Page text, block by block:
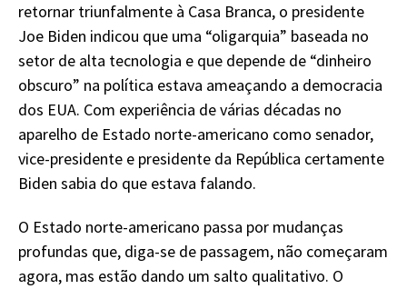
retornar triunfalmente à Casa Branca, o presidente
Joe Biden indicou que uma “oligarquia” baseada no
setor de alta tecnologia e que depende de “dinheiro
obscuro” na política estava ameaçando a democracia
dos EUA. Com experiência de várias décadas no
aparelho de Estado norte-americano como senador,
vice-presidente e presidente da República certamente
Biden sabia do que estava falando.
O Estado norte-americano passa por mudanças
profundas que, diga-se de passagem, não começaram
agora, mas estão dando um salto qualitativo. O